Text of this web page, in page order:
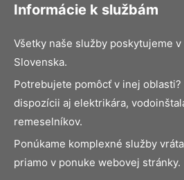
Informácie k službám
Všetky naše služby poskytujeme v
Slovenska.
Potrebujete pomôcť v inej oblasti?
dispozícii aj elektrikára,
remeselníkov.
Ponúkame komplexné služby
priamo v ponuke webovej stránky.